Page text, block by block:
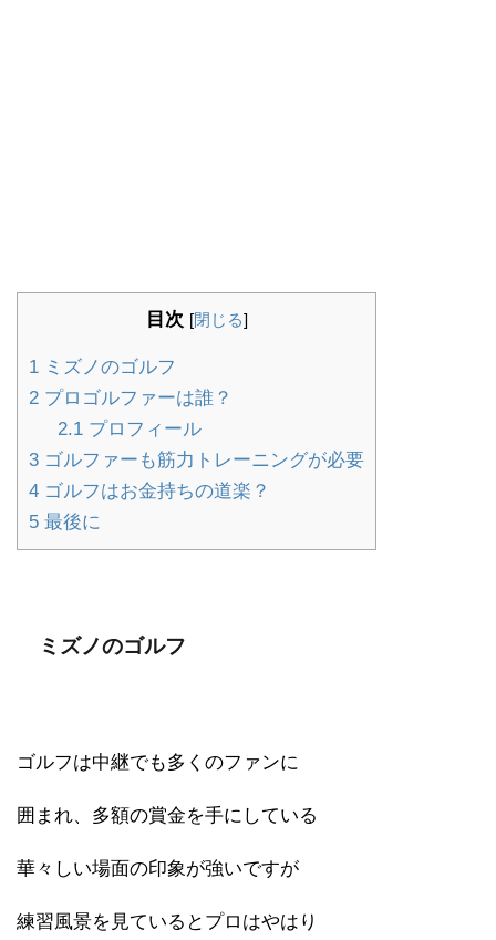
目次 [閉じる]
1 ミズノのゴルフ
2 プロゴルファーは誰？
2.1プロフィール
3 ゴルファーも筋力トレーニングが必要
4 ゴルフはお金持ちの道楽？
5 最後に
ミズノのゴルフ
ゴルフは中継でも多くのファンに
囲まれ、多額の賞金を手にしている
華々しい場面の印象が強いですが
練習風景を見ているとプロはやはり